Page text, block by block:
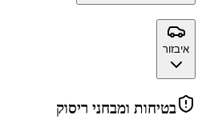
איבזור
בטיחות ומבחני ריסוק